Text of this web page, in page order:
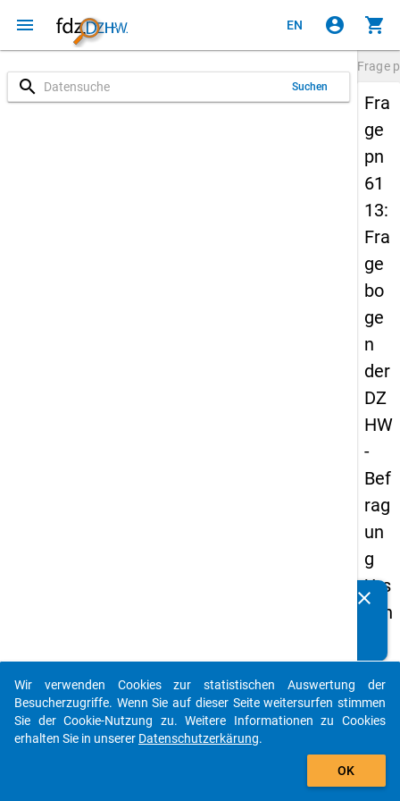
menu EN account_circle shopping_cart
search Suchen
Frage
Fra
ge
pn
61
13:
Fra
ge
bo
ge
n
der
DZ
HW
-
Bef
rag
un
g
Urs
ach
der
Stu
die
clear
auto_stories
add_shopping_cart
Wir verwenden Cookies zur statistischen Auswertung der
Besucherzugriffe. Wenn Sie auf dieser Seite weitersurfen stimmen
Sie der Cookie-Nutzung zu. Weitere Informationen zu Cookies
erhalten Sie in unserer Datenschutzerkärung.
OK